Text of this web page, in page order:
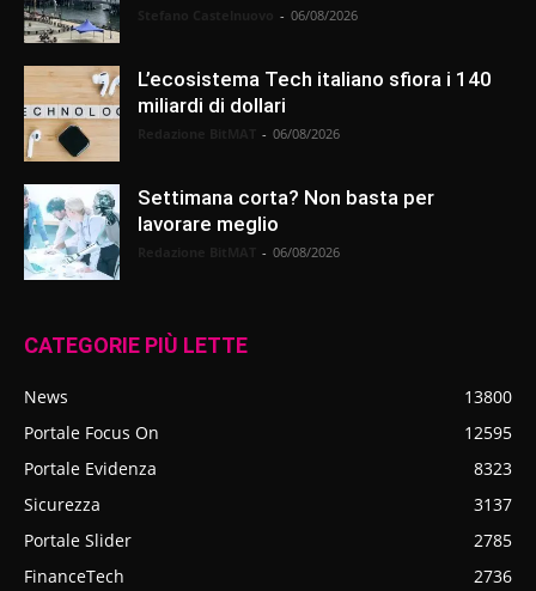
- 06/08/2026
L’ecosistema Tech italiano sfiora i 140
miliardi di dollari
- 06/08/2026
Settimana corta? Non basta per
lavorare meglio
- 06/08/2026
CATEGORIE PIÙ LETTE
News
13800
Portale Focus On
12595
Portale Evidenza
8323
Sicurezza
3137
Portale Slider
2785
FinanceTech
2736